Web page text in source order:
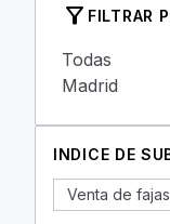
filter_alt FILTRAR
Todas
Madrid
INDICE DE
Venta de